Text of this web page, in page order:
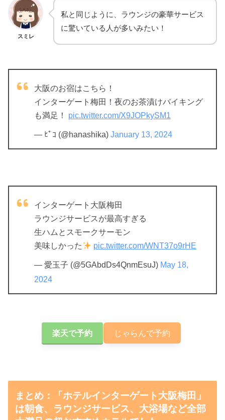
スミレ
私と同じように、ラウンジの豪華サービス
に驚いている人が多いみたい！
大阪のお宿はこちら！
インターゲート梅田！夜のお茶漬けバイキング
も満足！ pic.twitter.com/X9JOPkySM1
— ﾋﾟｺ (@hanashika) January 13, 2024
インターゲート大阪梅田
ラウンジサービスが最高すぎる
生ハムとスモークサーモン
美味しかった
pic.twitter.com/WNT37o9rHE
— 愛玉子 (@5GAbdDs4QnmEsuJ) May 18,
2024
楽天で予約 じゃらんで予約
まとめ：「ホテルインターゲート大阪梅田」
は朝食、ラウンジサービス、大浴場など全部